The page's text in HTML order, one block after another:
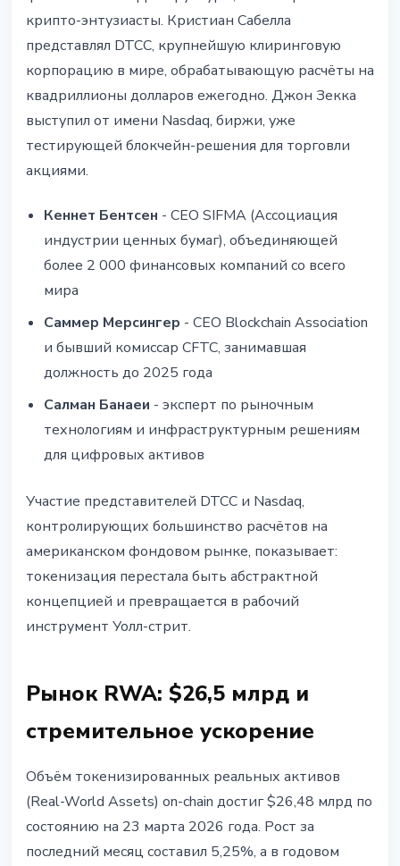
крипто-энтузиасты. Кристиан Сабелла
представлял DTCC, крупнейшую клиринговую
корпорацию в мире, обрабатывающую расчёты на
квадриллионы долларов ежегодно. Джон Зекка
выступил от имени Nasdaq, биржи, уже
тестирующей блокчейн-решения для торговли
акциями.
Кеннет Бентсен - CEO SIFMA (Ассоциация
индустрии ценных бумаг), объединяющей
более 2 000 финансовых компаний со всего
мира
Саммер Мерсингер - CEO Blockchain Association
и бывший комиссар CFTC, занимавшая
должность до 2025 года
Салман Банаеи - эксперт по рыночным
технологиям и инфраструктурным решениям
для цифровых активов
Участие представителей DTCC и Nasdaq,
контролирующих большинство расчётов на
американском фондовом рынке, показывает:
токенизация перестала быть абстрактной
концепцией и превращается в рабочий
инструмент Уолл-стрит.
Рынок RWA: $26,5 млрд и
стремительное ускорение
Объём токенизированных реальных активов
(Real-World Assets) on-chain достиг $26,48 млрд по
состоянию на 23 марта 2026 года. Рост за
последний месяц составил 5,25%, а в годовом